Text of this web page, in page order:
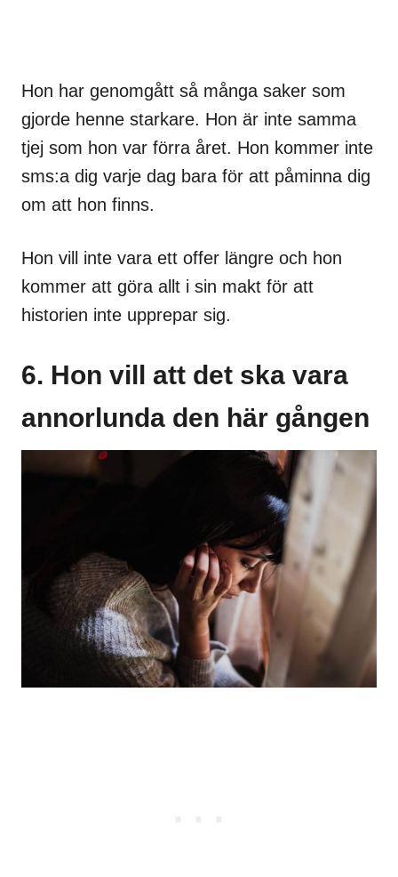
Hon har genomgått så många saker som
gjorde henne starkare. Hon är inte samma
tjej som hon var förra året. Hon kommer inte
sms:a dig varje dag bara för att påminna dig
om att hon finns.
Hon vill inte vara ett offer längre och hon
kommer att göra allt i sin makt för att
historien inte upprepar sig.
6. Hon vill att det ska vara
annorlunda den här gången